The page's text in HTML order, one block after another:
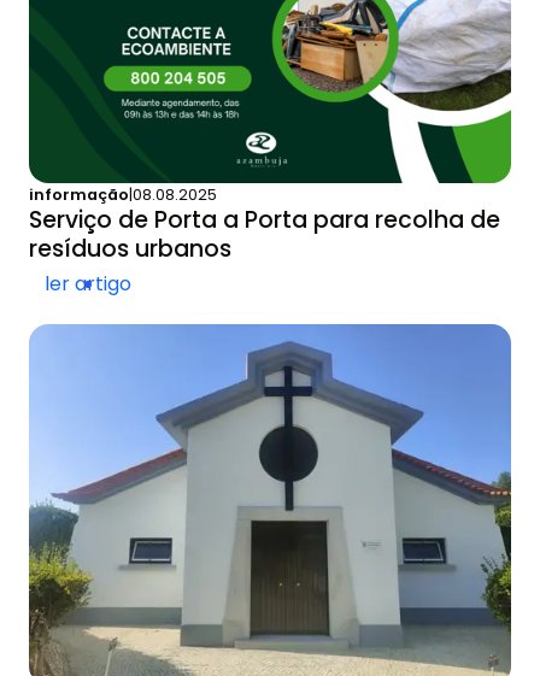
informação|08.08.2025
Serviço de Porta a Porta para recolha de
resíduos urbanos
ler artigo